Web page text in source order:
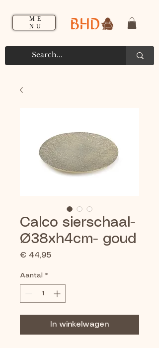
ME
NU
BHD
Calco sierschaal-
Ø38xh4cm- goud
€ 44,95Prijs
Aantal *
In winkelwagen